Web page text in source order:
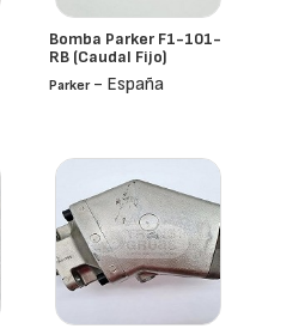
Bomba Parker F1-101-
RB (Caudal Fijo)
Parker- España